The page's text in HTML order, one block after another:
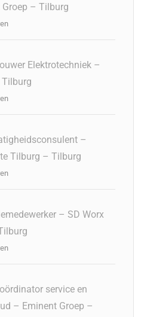
Groep – Tilburg
Elektrotechniek –
Tilburg
–
Tilburg – Tilburg
– SD Worx
service en
– Eminent Groep –